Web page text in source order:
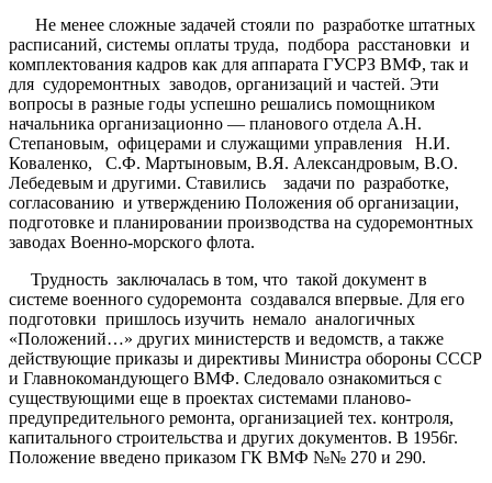
Не менее сложные задачей стояли по разработке штатных
расписаний, системы оплаты труда, подбора расстановки и
комплектования кадров как для аппарата ГУСРЗ ВМФ, так и
для судоремонтных заводов, организаций и частей. Эти
вопросы в разные годы успешно решались помощником
начальника организационно — планового отдела А.Н.
Степановым, офицерами и служащими управления Н.И.
Коваленко, С.Ф. Мартыновым, В.Я. Александровым, В.О.
Лебедевым и другими. Ставились задачи по разработке,
согласованию и утверждению Положения об организации,
подготовке и планировании производства на судоремонтных
заводах Военно-морского флота.
Трудность заключалась в том, что такой документ в
системе военного судоремонта создавался впервые. Для его
подготовки пришлось изучить немало аналогичных
«Положений…» других министерств и ведомств, а также
действующие приказы и директивы Министра обороны СССР
и Главнокомандующего ВМФ. Следовало ознакомиться с
существующими еще в проектах системами планово-
предупредительного ремонта, организацией тех. контроля,
капитального строительства и других документов. В 1956г.
Положение введено приказом ГК ВМФ №№ 270 и 290.